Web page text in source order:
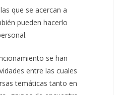
que se acercan a
pueden hacerlo
se han
entre las cuales
temáticas tanto en